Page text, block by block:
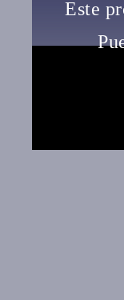
Este